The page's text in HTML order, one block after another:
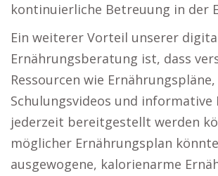
kontinuierliche Betreuung in der
Ein weiterer Vorteil unserer
Ernährungsberatung ist, dass
Ressourcen wie
Schulungsvideos und informative
jederzeit bereitgestellt werden
möglicher Ernährungsplan
ausgewogene, kalorienarme